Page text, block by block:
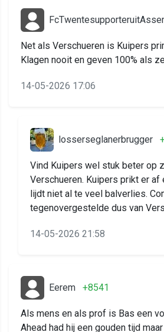
Net als Verschueren is Kuipers
Klagen nooit en geven 100% als
14-05-2026 17:06
losserseglanerbrugger
Vind Kuipers wel stuk beter op
Verschueren. Kuipers prikt er af
lijdt niet al te veel balverlies.
tegenovergestelde dus van
14-05-2026 21:58
Eerem +8541
Als mens en als prof is Bas een
Ahead had hij een gouden tijd